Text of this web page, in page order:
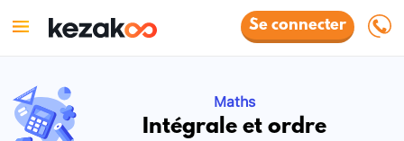
Se connecter
Maths
Intégrale et ordre